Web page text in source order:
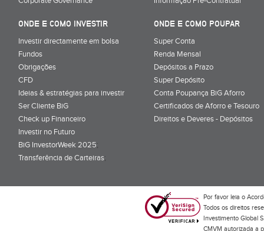
ONDE E COMO INVESTIR
Investir directamente em bolsa
Fundos
Obrigações
CFD
Ideias & estratégias para investir
Ser Cliente BiG
Check up Financeiro
Investir no Futuro
BiG InvestorWeek 2025;
Transferência de Carteiras;
ONDE E COMO POUPAR
Super Conta
Renda Mensal
Depósitos a Prazo
Super Depósito
Conta Poupança BiG Aforro
Certificados de Aforro e Tesouro
Direitos e Deveres - Depósitos
Por favor leia o
Todos os direitos
Investimento Global
CMVM autorizada a